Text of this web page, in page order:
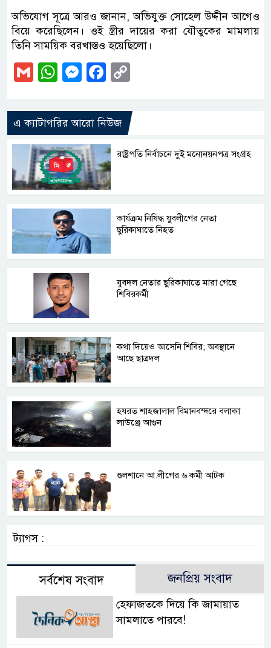
অভিযোগ সূত্রে আরও জানান, অভিযুক্ত সোহেল উদ্দীন আগেও
বিয়ে করেছিলেন। ওই স্ত্রীর দায়ের করা যৌতুকের মামলায়
তিনি সাময়িক বরখাস্তও হয়েছিলো।
GmailWhatsApp
Messenger
Facebook
এ ক্যাটাগরির আরো নিউজ
রাষ্ট্রপতি নির্বাচনে দুই মনোনয়নপত্র সংগ্রহ
কার্যক্রম নিষিদ্ধ যুবলীগের নেতা
ছুরিকাঘাতে নিহত
যুবদল নেতার ছুরিকাঘাতে মারা গেছে
শিবিরকর্মী
কথা দিয়েও আসেনি শিবির; অবস্থানে
আছে ছাত্রদল
হযরত শাহজালাল বিমানবন্দরে বলাকা
লাউঞ্জে আগুন
গুলশানে আ.লীগের ৬ কর্মী আটক
ট্যাগস :
সর্বশেষ সংবাদ জনপ্রিয় সংবাদ
হেফাজতকে দিয়ে কি জামায়াত
সামলাতে পারবে!